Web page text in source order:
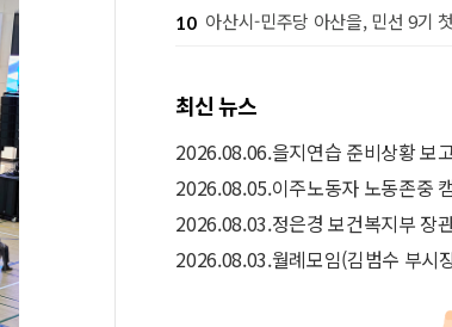
10 아산시-민주당 아산을, 민선 9기 첫 당정협의회…‘50만
최신 뉴스
2026.08.03.월례모임(김범수 부시